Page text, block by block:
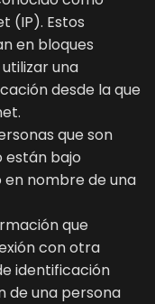
(IP). Estos
en bloques
una
desde la que
que son
están bajo
nombre de una
que
con otra
identificación
de una persona